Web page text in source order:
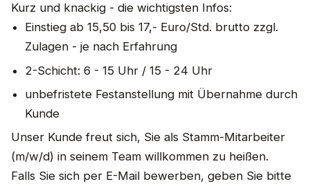
Kurz und knackig - die wichtigsten Infos:
Einstieg ab 15,50 bis 17,- Euro/Std. brutto zzgl.
Zulagen - je nach Erfahrung
2-Schicht: 6 - 15 Uhr / 15 - 24 Uhr
unbefristete Festanstellung mit Übernahme durch
Kunde
Unser Kunde freut sich, Sie als Stamm-Mitarbeiter
(m/w/d) in seinem Team willkommen zu heißen.
Falls Sie sich per E-Mail bewerben, geben Sie bitte